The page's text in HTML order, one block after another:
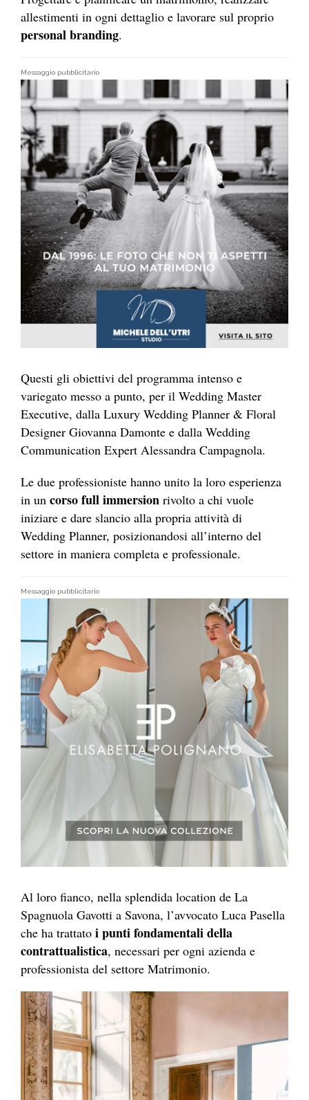
allestimenti in ogni dettaglio e lavorare sul proprio
personal branding.
Messaggio pubblicitario
Questi gli obiettivi del programma intenso e
variegato messo a punto, per il Wedding Master
Executive, dalla Luxury Wedding Planner & Floral
Designer Giovanna Damonte e dalla Wedding
Communication Expert Alessandra Campagnola.
Le due professioniste hanno unito la loro esperienza
in un corso full immersion rivolto a chi vuole
iniziare e dare slancio alla propria attività di
Wedding Planner, posizionandosi all’interno del
settore in maniera completa e professionale.
Messaggio pubblicitario
Al loro fianco, nella splendida location de La
Spagnuola Gavotti a Savona, l’avvocato Luca Pasella
che ha trattato i punti fondamentali della
contrattualistica, necessari per ogni azienda e
professionista del settore Matrimonio.